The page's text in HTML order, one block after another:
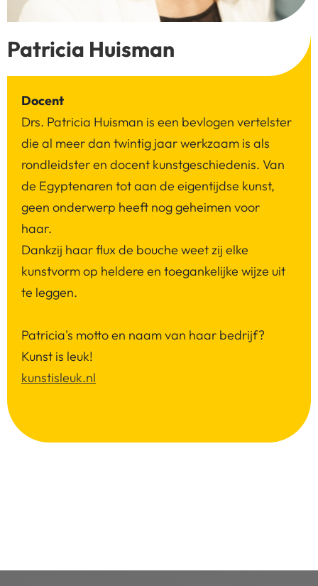
Patricia Huisman
Docent
Drs. Patricia Huisman is een bevlogen vertelster
die al meer dan twintig jaar werkzaam is als
rondleidster en docent kunstgeschiedenis. Van
de Egyptenaren tot aan de eigentijdse kunst,
geen onderwerp heeft nog geheimen voor
haar.
Dankzij haar flux de bouche weet zij elke
kunstvorm op heldere en toegankelijke wijze uit
te leggen.
Patricia's motto en naam van haar bedrijf?
Kunst is leuk!
kunstisleuk.nl